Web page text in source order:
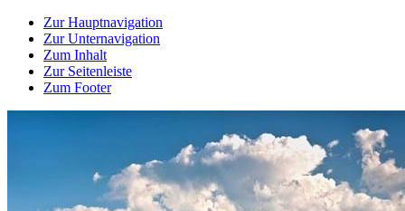
Zur Hauptnavigation
Zur Unternavigation
Zum Inhalt
Zur Seitenleiste
Zum Footer